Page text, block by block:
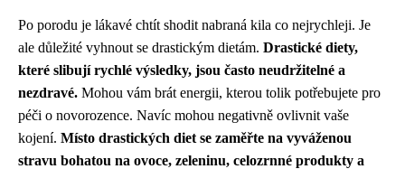
Po porodu je lákavé chtít shodit nabraná kila co nejrychleji. Je
ale důležité vyhnout se drastickým dietám. Drastické diety,
které slibují rychlé výsledky, jsou často neudržitelné a
nezdravé. Mohou vám brát energii, kterou tolik potřebujete pro
péči o novorozence. Navíc mohou negativně ovlivnit vaše
kojení. Místo drastických diet se zaměřte na vyváženou
stravu bohatou na ovoce, zeleninu, celozrnné produkty a